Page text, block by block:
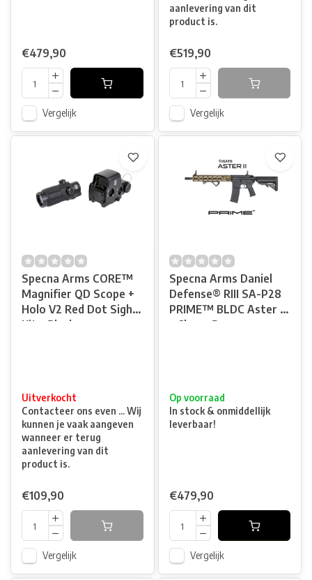
€479,90
Vergelijk
aanlevering van dit
product is.
€519,90
Vergelijk
Specna Arms CORE™
Magnifier QD Scope +
Holo V2 Red Dot Sight
Kit - Black
Uitverkocht
Contacteer ons even ... Wij
kunnen je vaak aangeven
wanneer er terug
aanlevering van dit
product is.
€109,90
Vergelijk
Specna Arms Daniel
Defense® RIII SA-P28
PRIME™ BLDC Aster II
- Chaos Bronze
Op voorraad
In stock & onmiddellijk
leverbaar!
€479,90
Vergelijk